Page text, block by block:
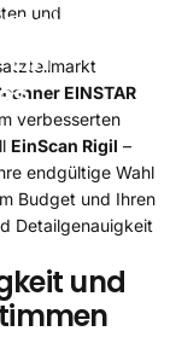
sich
Ein
und
EINSTAR
verbesserten
EinScan Rigil –
endgültige Wahl
Budget und Ihren
Detailgenauigkeit
und